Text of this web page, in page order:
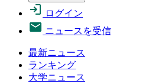
ログイン
ニュースを受信
最新ニュース
ランキング
大学ニュース